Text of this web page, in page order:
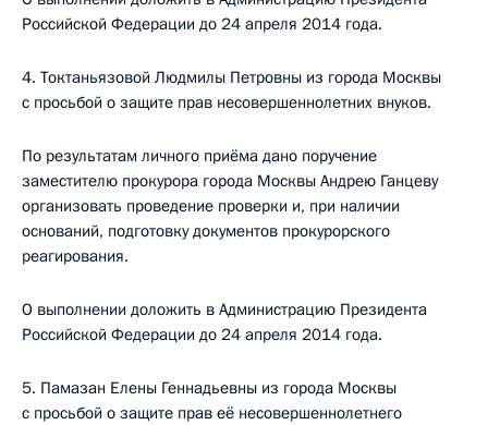
Российской Федерации до 24 апреля 2014 года.
4. Токтаньязовой Людмилы Петровны из города Москвы
с просьбой о защите прав несовершеннолетних внуков.
По результатам личного приёма дано поручение
заместителю прокурора города Москвы Андрею Ганцеву
организовать проведение проверки и, при наличии
оснований, подготовку документов прокурорского
реагирования.
О выполнении доложить в Администрацию Президента
Российской Федерации до 24 апреля 2014 года.
5. Памазан Елены Геннадьевны из города Москвы
с просьбой о защите прав её несовершеннолетнего